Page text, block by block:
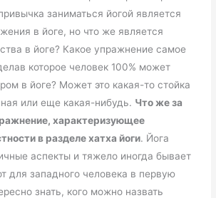
заниматься йогой является
в йоге, но что же является
в йоге? Какое упражнение самое
которое человек 100% может
в йоге? Может это какая-то стойка
или еще какая-нибудь. Что же за
характеризующее
в разделе хатха йоги. Йога
аспекты и тяжело иногда бывает
для западного человека в первую
знать, кого можно назвать